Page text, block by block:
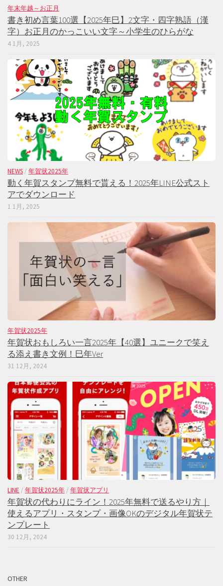
年末年越～お正月
書き初め言葉100選【2025年巳】2文字・四字熟語（漢
字）お正月のかっこいい文字～小学生のひらがな
4 1月, 2025
NEWS / 年賀状2025年
動く年賀スタンプ無料で貰える！2025年LINE公式スト
アでダウンロード
1 1月, 2025
年賀状2025年
年賀状おもしろい一言2025年【40選】ユニークで笑え
る添え書き文例！巳年Ver
31 12月, 2024
LINE / 年賀状2025年 / 年賀状アプリ
年賀状の代わりにライン！2025年無料で送るやり方｜
使えるアプリ・スタンプ・画像OKのデジタル年賀状テ
ンプレート
30 12月, 2024
OTHER